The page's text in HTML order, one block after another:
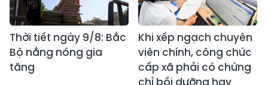
Thời tiết ngày 9/8: Bắc
Bộ nắng nóng gia
tăng
Khi xếp ngạch chuyên
viên chính, công chức
cấp xã phải có chứng